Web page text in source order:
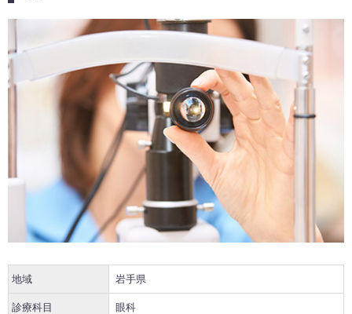
地域 岩手県
診療科目 眼科